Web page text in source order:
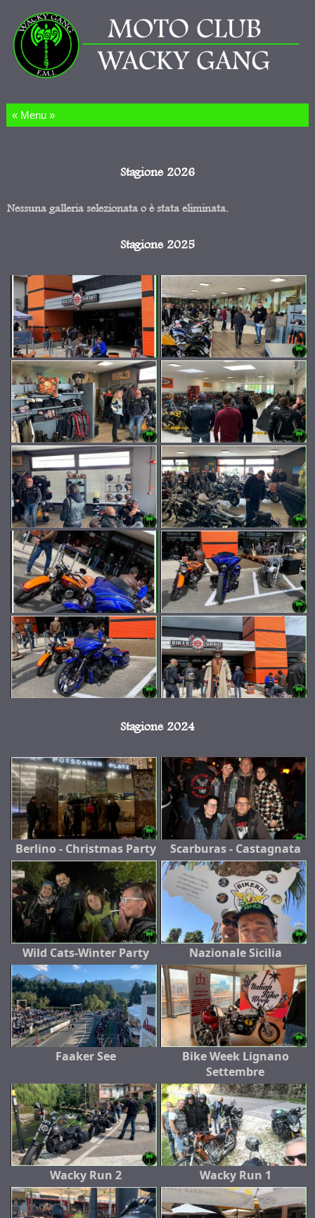
Salta al contenuto
Stagione 2026
Nessuna galleria selezionata o è stata eliminata.
Stagione 2025
Stagione 2024
Berlino - Christmas Party Scarburas - Castagnata
Wild Cats-Winter Party Nazionale Sicilia
Faaker See
Bike Week Lignano
Settembre
Wacky Run 2 Wacky Run 1